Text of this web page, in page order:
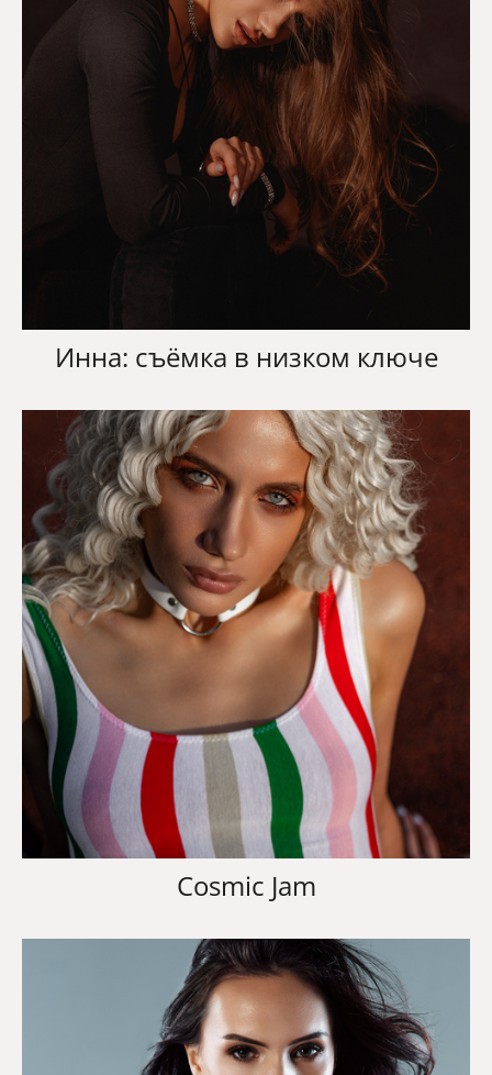
Инна: съёмка в низком ключе
Cosmic Jam